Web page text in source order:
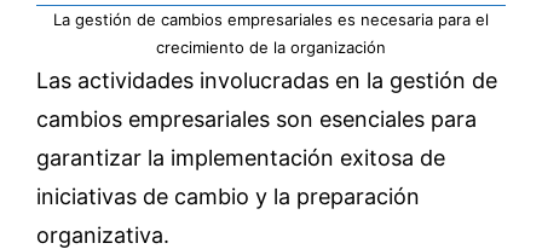
La gestión de cambios empresariales es necesaria para el
crecimiento de la organización
Las actividades involucradas en la gestión de
cambios empresariales son esenciales para
garantizar la implementación exitosa de
iniciativas de cambio y la preparación
organizativa.